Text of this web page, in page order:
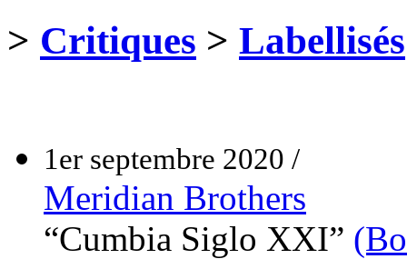
> Critiques > Labellisés
1er septembre 2020 /
Meridian Brothers
“Cumbia Siglo XXI”